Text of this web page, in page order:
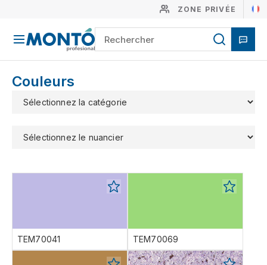
ZONE PRIVÉE
Couleurs
TEM70041 TEM70069